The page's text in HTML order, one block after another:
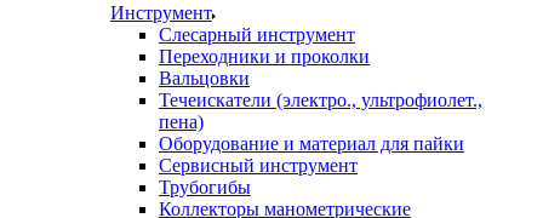
Инструмент
Слесарный инструмент
Переходники и проколки
Вальцовки
Течеискатели (электро., ультрофиолет.,
пена)
Оборудование и материал для пайки
Сервисный инструмент
Трубогибы
Коллекторы манометрические